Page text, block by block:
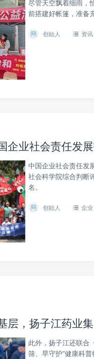
尽管天空飘着细雨，
前搭建好帐篷，准备
创始人 资讯
企业社会责任发
中国企业社会责任发
社会科学院综合判断
名。
创始人 企业
层，扬子江药业
此外，扬子江还联合
筛、早守护”健康科